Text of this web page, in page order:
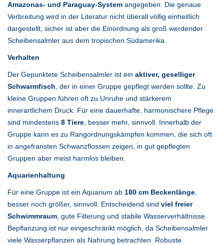
Amazonas- und Paraguay-System angegeben. Die genaue
Verbreitung wird in der Literatur nicht überall völlig einheitlich
dargestellt, sicher ist aber die Einordnung als groß werdender
Scheibensalmler aus dem tropischen Südamerika.
Verhalten
Der Gepunktete Scheibensalmler ist ein aktiver, geselliger
Schwarmfisch, der in einer Gruppe gepflegt werden sollte. Zu
kleine Gruppen führen oft zu Unruhe und stärkerem
innerartlichem Druck. Für eine dauerhafte, harmonischere Pflege
sind mindestens 8 Tiere, besser mehr, sinnvoll. Innerhalb der
Gruppe kann es zu Rangordnungskämpfen kommen, die sich oft
in angefransten Schwanzflossen zeigen, in gut gepflegten
Gruppen aber meist harmlos bleiben.
Aquarienhaltung
Für eine Gruppe ist ein Aquarium ab 180 cm Beckenlänge,
besser noch größer, sinnvoll. Entscheidend sind viel freier
Schwimmraum, gute Filterung und stabile Wasserverhältnisse.
Bepflanzung ist nur eingeschränkt möglich, da Scheibensalmler
viele Wasserpflanzen als Nahrung betrachten. Robuste